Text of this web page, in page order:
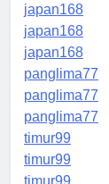
japan168
japan168
japan168
panglima77
panglima77
panglima77
timur99
timur99
timur99